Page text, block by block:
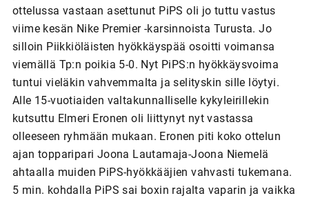
ottelussa vastaan asettunut PiPS oli jo tuttu vastus
viime kesän Nike Premier -karsinnoista Turusta. Jo
silloin Piikkiöläisten hyökkäyspää osoitti voimansa
viemällä Tp:n poikia 5-0. Nyt PiPS:n hyökkäysvoima
tuntui vieläkin vahvemmalta ja selityskin sille löytyi.
Alle 15-vuotiaiden valtakunnalliselle kykyleirillekin
kutsuttu Elmeri Eronen oli liittynyt nyt vastassa
olleeseen ryhmään mukaan. Eronen piti koko ottelun
ajan topparipari Joona Lautamaja-Joona Niemelä
ahtaalla muiden PiPS-hyökkääjien vahvasti tukemana.
5 min. kohdalla PiPS sai boxin rajalta vaparin ja vaikka